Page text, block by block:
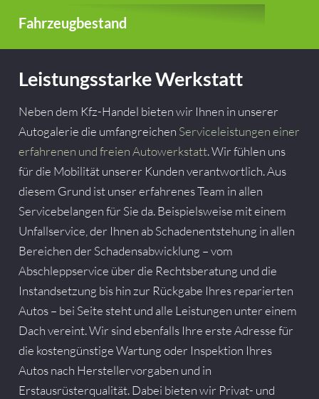
Fahrzeugbestand
Leistungsstarke Werkstatt
Neben dem Kfz-Handel bieten wir Ihnen in unserer
Autogalerie die umfangreichen Serviceleistungen einer
erfahrenen und freien Autowerkstatt. Wir fühlen uns
für die Mobilität unserer Kunden verantwortlich. Aus
diesem Grund ist unser erfahrenes Team in allen
Servicebelangen für Sie da. Beispielsweise mit einem
Unfallservice, der Ihnen ab Schadenentstehung in allen
Bereichen der Schadensabwicklung – vom
Abschleppservice über die Rechtsberatung und die
Instandsetzung bis hin zur Rückgabe Ihres reparierten
Autos – bei Seite steht und alle Leistungen unter einem
Dach vereint. Wir sind ebenfalls Ihre erste Adresse für
die kostengünstige Wartung oder Inspektion Ihres
Autos nach Herstellervorgaben und in
Erstausrüsterqualität. Dabei bieten wir Privat- und